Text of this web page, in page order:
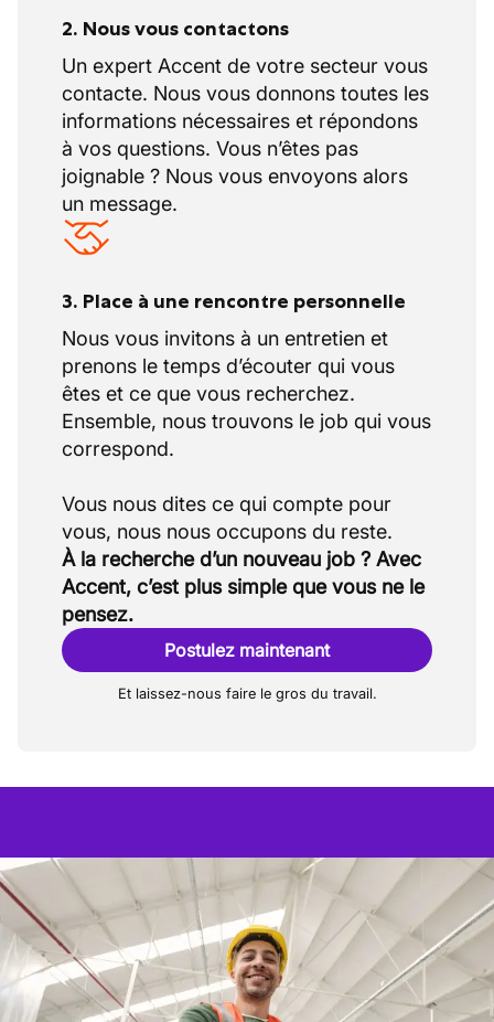
2. Nous vous contactons
Un expert Accent de votre secteur vous
contacte. Nous vous donnons toutes les
informations nécessaires et répondons
à vos questions. Vous n’êtes pas
joignable ? Nous vous envoyons alors
un message.
3. Place à une rencontre personnelle
Nous vous invitons à un entretien et
prenons le temps d’écouter qui vous
êtes et ce que vous recherchez.
Ensemble, nous trouvons le job qui vous
correspond.
Vous nous dites ce qui compte pour
À la recherche d’un nouveau job ? Avec
Accent, c’est plus simple que vous ne le
pensez.
Postulez maintenant
Et laissez-nous faire le gros du travail.